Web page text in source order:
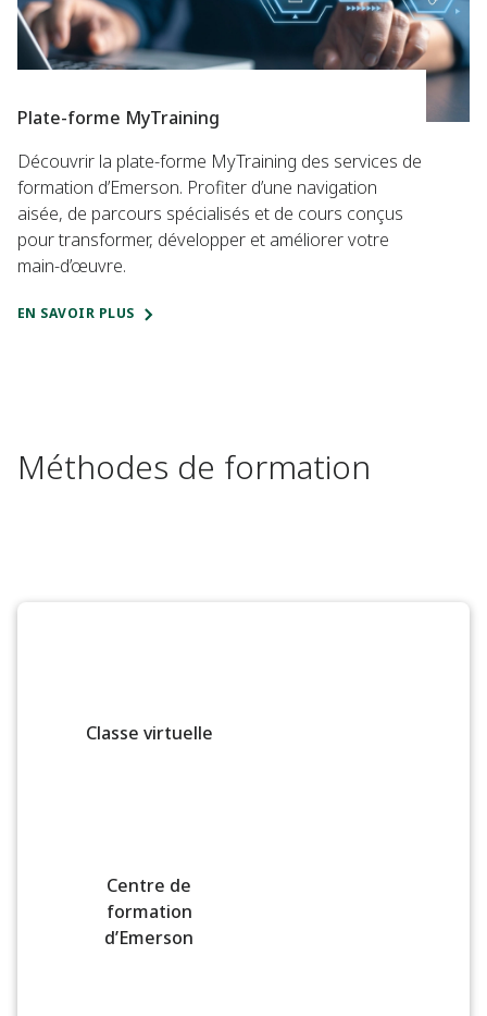
Plate-forme MyTraining
Découvrir la plate-forme MyTraining des services de
formation d’Emerson. Profiter d’une navigation
aisée, de parcours spécialisés et de cours conçus
pour transformer, développer et améliorer votre
main-d’œuvre.
EN SAVOIR PLUS
Méthodes de formation
Classe virtuelle
Centre de
formation
d’Emerson